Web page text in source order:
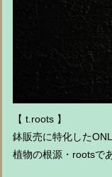
【 t.roots 】
鉢販売に特化した
植物の根源・rootsで